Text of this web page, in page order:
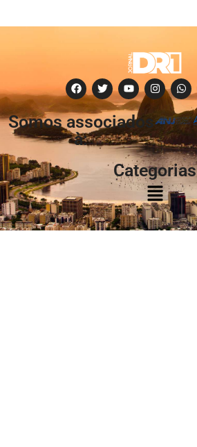
Somos associados
à:
Categorias